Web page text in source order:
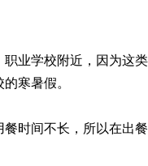
业学校附近，因为这
寒暑假。
时间不长，所以在出